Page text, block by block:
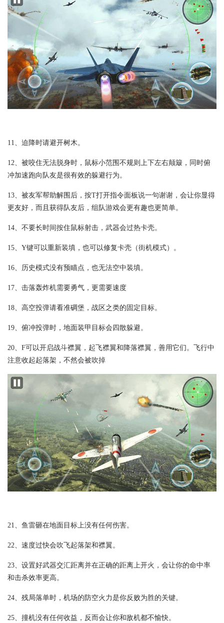
11、迫降时请避开树木。
12、被咬住无法脱身时，鼠标小范围不规则上下左右颠簸，同时俯
冲加速跑向队友是很有效的躲避行为。
13、被友军帮助解围后，按T打开指令面板说一句谢谢，会让你显得
更友好，而且获得队友后，组队游戏会更有趣也更简单。
14、不要长时间按住鼠标射击，武器会过热卡壳。
15、Y键可以重新装填，也可以修复卡壳（街机模式）。
16、历史模式没有预瞄点，也无法空中装填。
17、击落轰炸机需要勇气，更需要速度
18、高空投弹请看准碉堡，战区之类的固定目标。
19、俯冲投弹时，地面装甲目标会四散躲避。
20、F可以开启战斗襟翼，起飞襟翼和降落襟翼，善用它们。飞行中
注意收起起落架，不然会被吹掉
21、鱼雷砸在地面目标上没有任何伤害。
22、速度过快会吹飞起落架和襟翼。
23、设置好武器交汇距离并在正确的距离上开火，会让你的命中率
和击杀效率更高。
24、残局落单时，机场的防空火力是你反败为胜的关键。
25、撞机没有任何收益，反而会让你和敌机都不愉快。